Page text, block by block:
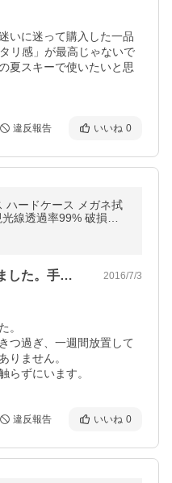
いに迷って購入した一品
リ感」が最高じゃないで
夏スキーで使いたいと思
違反報告 いいね 0
ハードケース メガネ拭
線透過率99% 破損防
価格が手ごろなので購入しました。手元に… 2016/7/3
。
つ過ぎ、一週間放置して
りません。
らずにいます。
違反報告 いいね 0